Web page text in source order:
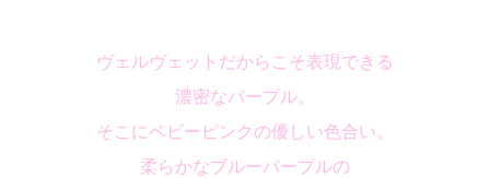
ヴェルヴェットだからこそ表現できる
濃密なパープル。
そこにベビーピンクの優しい色合い。
柔らかなブルーパープルの